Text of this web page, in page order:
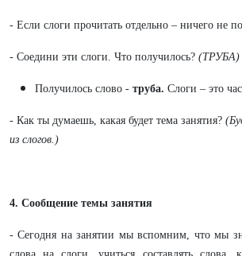
- Если слоги прочитать отдельно – ничего не
- Соедини эти слоги. Что получилось? (ТРУБА)
Получилось слово - труба. Слоги – это
- Как ты думаешь, какая будет тема занятия?
из слогов.)
4. Сообщение темы занятия
- Сегодня на занятии мы вспомним, что мы